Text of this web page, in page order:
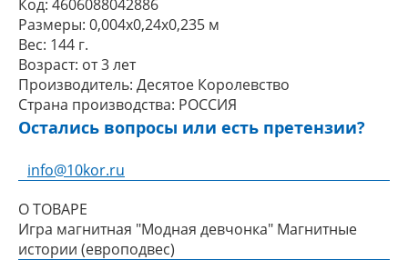
Код: 4606088042886
Размеры: 0,004x0,24x0,235 м
Вес: 144 г.
Возраст: от 3 лет
Производитель: Десятое Королевство
Страна производства: РОССИЯ
Остались вопросы или есть претензии?
info@10kor.ru
О ТОВАРЕ
Игра магнитная "Модная девчонка" Магнитные
истории (европодвес)